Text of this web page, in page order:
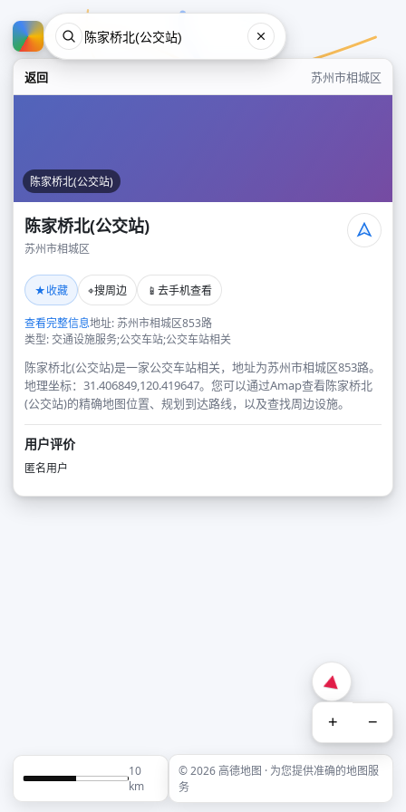
返回 苏州市相城区
陈家桥北(公交站)
陈家桥北(公交站)
苏州市相城区
★收藏 ⌖搜周边 📱 去手机查看
查看完整信息地址: 苏州市相城区853路
类型: 交通设施服务;公交车站;公交车站相关
陈家桥北(公交站)是一家公交车站相关，地址为苏州市相城区853路。
地理坐标：31.406849,120.419647。您可以通过Amap查看陈家桥北
(公交站)的精确地图位置、规划到达路线，以及查找周边设施。
用户评价
匿名用户
+ −
10
km
© 2026 高德地图 · 为您提供准确的地图服
务